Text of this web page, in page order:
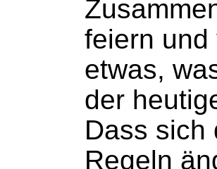
feiern und
etwas,
der
Dass sich
Regeln